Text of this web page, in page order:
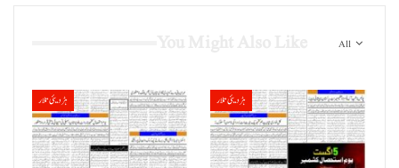
All
ہڑدیئی تلار ہڑدیئی تلار